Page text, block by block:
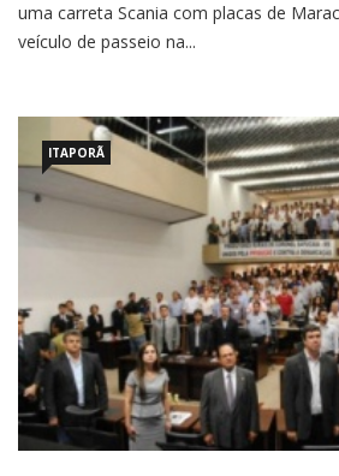
uma carreta Scania com placas de
veículo de passeio na...
ITAPORÃ